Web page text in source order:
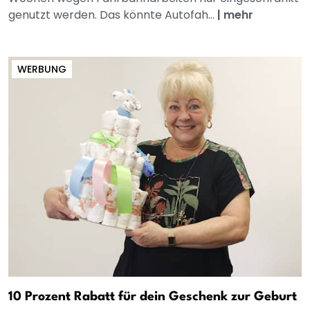
genutzt werden. Das könnte Autofah... | mehr
WERBUNG
10 Prozent Rabatt für dein Geschenk zur Geburt